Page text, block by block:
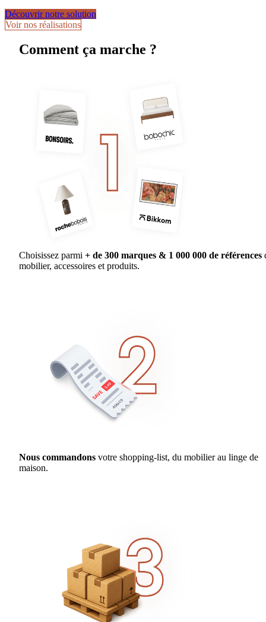
Découvrir notre solution
Voir nos réalisations
Comment ça marche ?
Choisissez parmi + de 300 marques & 1 000 000 de références
mobilier, accessoires et produits.
Nous commandons votre shopping-list, du mobilier au linge de
maison.